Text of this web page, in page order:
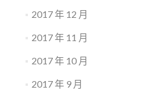
2017 年 12 月
2017 年 11 月
2017 年 10 月
2017 年 9 月